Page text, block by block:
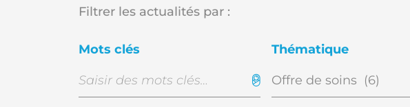
Filtrer les actualités par :
Mots clés Thématique